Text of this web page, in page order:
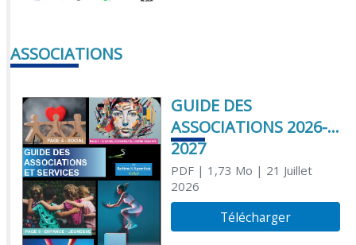
ASSOCIATIONS
GUIDE DES
ASSOCIATIONS 2026-
2027
PDF| 1,73 Mo | 21 Juillet
2026
Télécharger